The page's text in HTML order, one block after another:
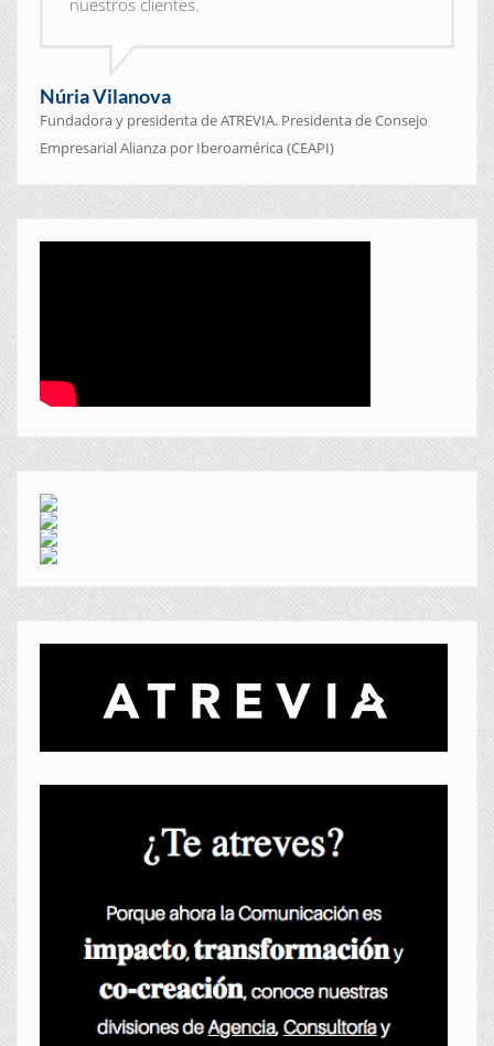
nuestros clientes.
Núria Vilanova
Fundadora y presidenta de ATREVIA. Presidenta de Consejo
Empresarial Alianza por Iberoamérica (CEAPI)